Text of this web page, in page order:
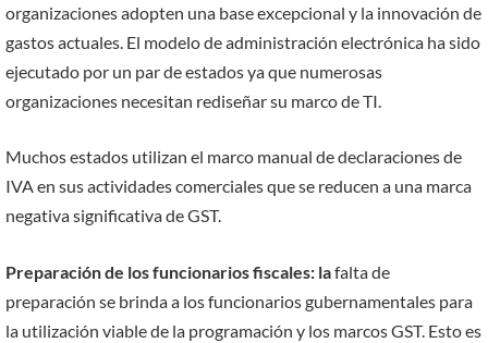
organizaciones adopten una base excepcional y la innovación de
gastos actuales. El modelo de administración electrónica ha sido
ejecutado por un par de estados ya que numerosas
organizaciones necesitan rediseñar su marco de TI.
Muchos estados utilizan el marco manual de declaraciones de
IVA en sus actividades comerciales que se reducen a una marca
negativa significativa de GST.
Preparación de los funcionarios fiscales: lafalta de
preparación se brinda a los funcionarios gubernamentales para
la utilización viable de la programación y los marcos GST. Esto es